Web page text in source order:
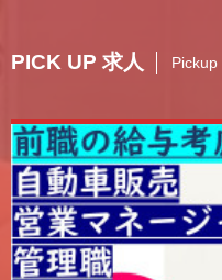
PICK UP 求人 Pickup